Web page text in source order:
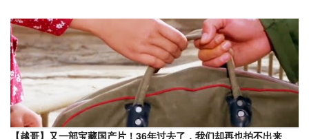
【越哥】又一部宝藏国产片！36年过去了，我们却再也拍不出来